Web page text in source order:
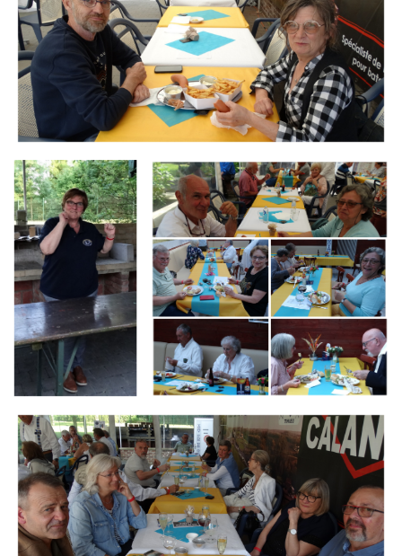
Branding
ARMCHAIR
Branding
ARMCHAIR
Branding
ARMCHAIR